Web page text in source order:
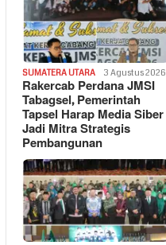
SUMATERA UTARA 3 Agustus 2026
Rakercab Perdana JMSI
Tabagsel, Pemerintah
Tapsel Harap Media Siber
Jadi Mitra Strategis
Pembangunan